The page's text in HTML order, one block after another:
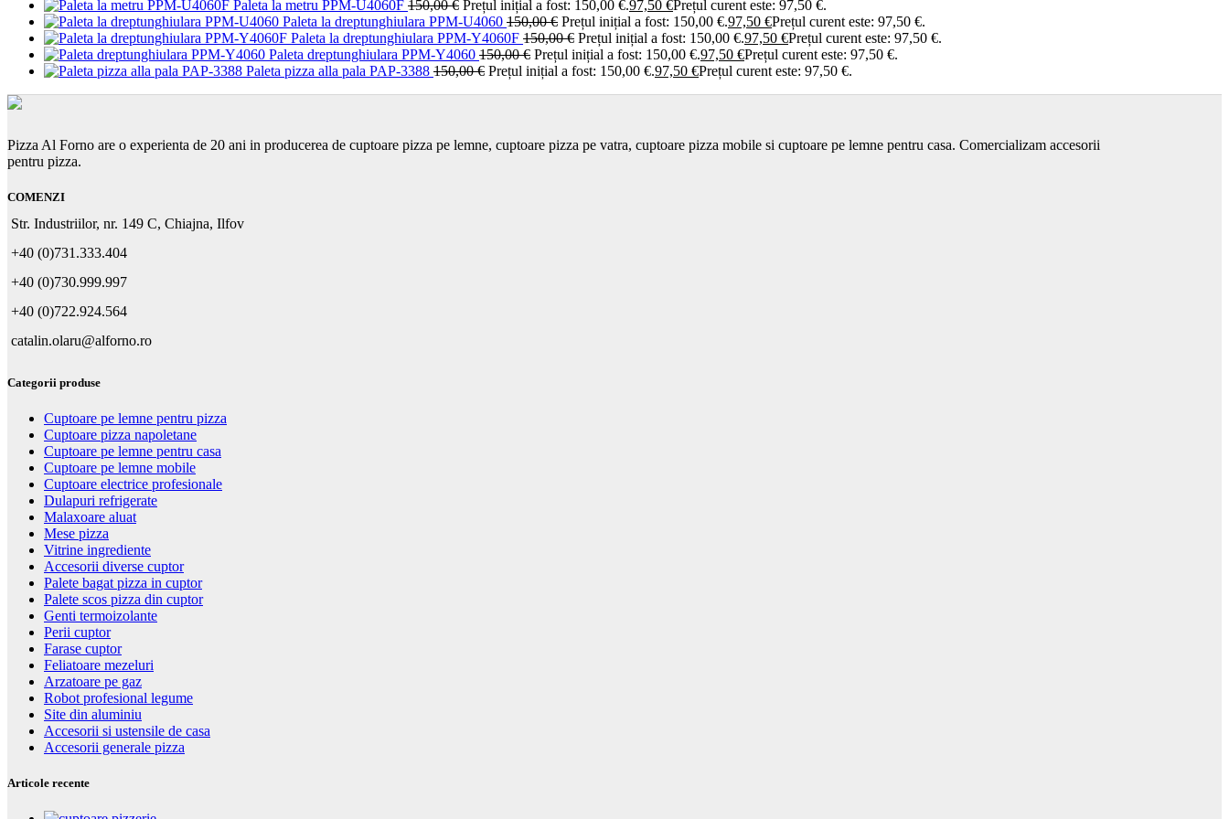
Paleta la metru PPM-U4060F 150,00€ Prețul inițial a fost: 150,00 €.97,50 €Prețul curent este: 97,50 €.
Paleta la dreptunghiulara PPM-U4060 150,00€ Prețul inițial a fost: 150,00 €.97,50 €Prețul curent este: 97,50 €.
Paleta la dreptunghiulara PPM-Y4060F 150,00€ Prețul inițial a fost: 150,00 €.97,50 €Prețul curent este: 97,50 €.
Paleta dreptunghiulara PPM-Y4060 150,00€ Prețul inițial a fost: 150,00 €.97,50 €Prețul curent este: 97,50 €.
Paleta pizza alla pala PAP-3388 150,00€ Prețul inițial a fost: 150,00 €.97,50 €Prețul curent este: 97,50 €.
Pizza Al Forno are o experienta de 20 ani in producerea de cuptoare pizza pe lemne, cuptoare pizza pe vatra, cuptoare pizza mobile si cuptoare pe lemne pentru casa. Comercializam accesorii
pentru pizza.
COMENZI
Str. Industriilor, nr. 149 C, Chiajna, Ilfov
+40 (0)731.333.404
+40 (0)730.999.997
+40 (0)722.924.564
catalin.olaru@alforno.ro
Categorii produse
Cuptoare pe lemne pentru pizza
Cuptoare pizza napoletane
Cuptoare pe lemne pentru casa
Cuptoare pe lemne mobile
Cuptoare electrice profesionale
Dulapuri refrigerate
Malaxoare aluat
Mese pizza
Vitrine ingrediente
Accesorii diverse cuptor
Palete bagat pizza in cuptor
Palete scos pizza din cuptor
Genti termoizolante
Perii cuptor
Farase cuptor
Feliatoare mezeluri
Arzatoare pe gaz
Robot profesional legume
Site din aluminiu
Accesorii si ustensile de casa
Accesorii generale pizza
Articole recente